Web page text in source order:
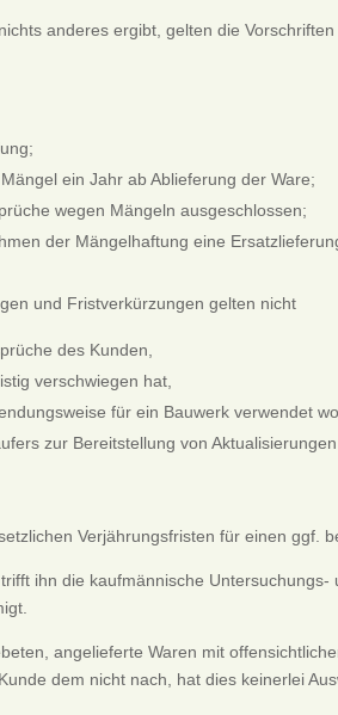
anderes ergibt, gelten die
ein Jahr ab Ablieferung der Ware;
wegen Mängeln ausgeschlossen;
der Mängelhaftung eine
und Fristverkürzungen gelten nicht
des Kunden,
verschwiegen hat,
für ein Bauwerk verwendet
zur Bereitstellung von
Verjährungsfristen für einen ggf.
ihn die kaufmännische
angelieferte Waren mit
dem nicht nach, hat dies keinerlei